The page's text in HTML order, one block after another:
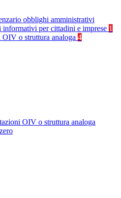
obblighi amministrativi
informativi per cittadini e imprese 1
OIV o struttura analoga 4
OIV o struttura analoga